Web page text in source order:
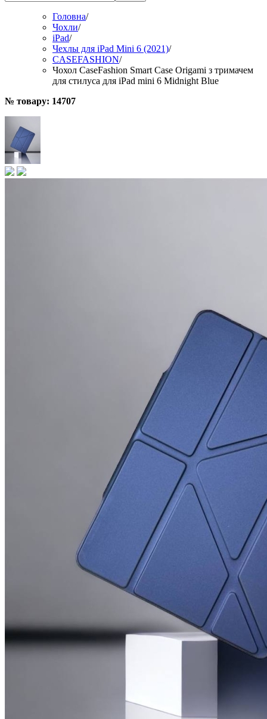
Головна/
Чохли/
iPad/
Чехлы для iPad Mini 6 (2021)/
CASEFASHION/
Чохол CaseFashion Smart Case Origami з тримачем
для стилуса для iPad mini 6 Midnight Blue
№ товару: 14707